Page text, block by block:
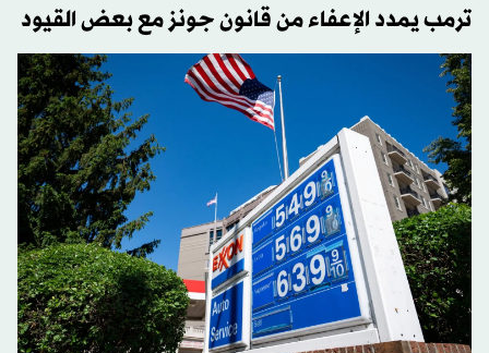
ترمب يمدد الإعفاء من قانون جونز مع بعض القيود